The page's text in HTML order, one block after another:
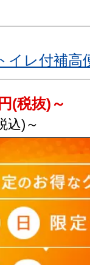
イレ付補高
円(税抜)～
込)～
円(税抜)～